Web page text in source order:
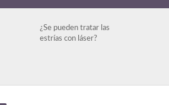
¿Se pueden tratar las
estrías con láser?